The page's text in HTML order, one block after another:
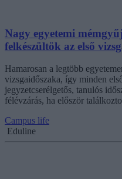
Nagy egyetemi
felkészültök az első
Hamarosan a legtöbb
vizsgaidőszaka, így minden
jegyzetcserélgetős, tanulós
félévzárás, ha először
Campus life
Eduline